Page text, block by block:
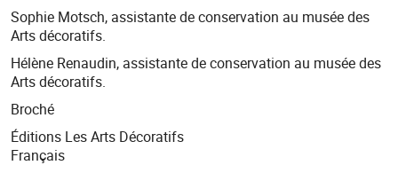
Sophie Motsch, assistante de conservation au musée des
Arts décoratifs.
Hélène Renaudin, assistante de conservation au musée des
Arts décoratifs.
Broché
Éditions Les Arts Décoratifs
Français